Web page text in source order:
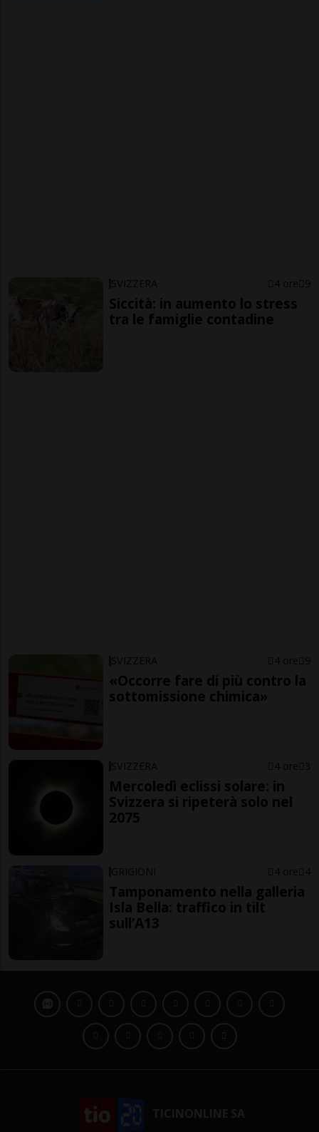
SVIZZERA 4 ore 9
Siccità: in aumento lo stress
tra le famiglie contadine
SVIZZERA 4 ore 9
«Occorre fare di più contro la
sottomissione chimica»
SVIZZERA 4 ore 3
Mercoledì eclissi solare: in
Svizzera si ripeterà solo nel
2075
GRIGIONI 4 ore 4
Tamponamento nella galleria
Isla Bella: traffico in tilt
sull’A13